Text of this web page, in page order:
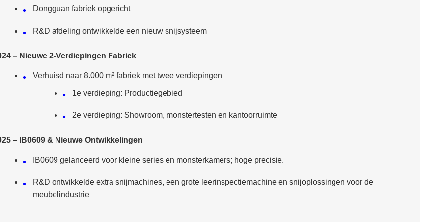
Dongguan fabriek opgericht
R&D afdeling ontwikkelde een nieuw snijsysteem
– Nieuwe 2-Verdiepingen Fabriek
Verhuisd naar 8.000 m² fabriek met twee verdiepingen
1e verdieping: Productiegebied
2e verdieping: Showroom, monstertesten en kantoorruimte
– IB0609 & Nieuwe Ontwikkelingen
IB0609 gelanceerd voor kleine series en monsterkamers; hoge precisie.
R&D ontwikkelde extra snijmachines, een grote leerinspectiemachine en snijoplossingen voor de
meubelindustrie